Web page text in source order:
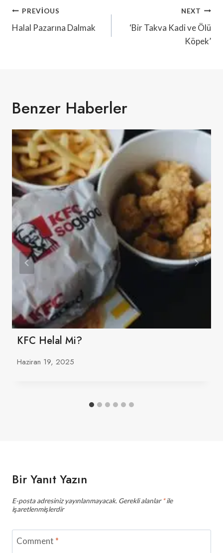
Yazı
Gezinmesi
PREVIOUS
Halal Pazarına Dalmak
NEXT
‘Bir Takva Kadi ve Ölü
Köpek’
Benzer Haberler
KFC Helal Mi?
Haziran 19, 2025
Bir Yanıt Yazın
E-posta adresiniz yayınlanmayacak. Gerekli alanlar*ile
işaretlenmişlerdir
Comment *